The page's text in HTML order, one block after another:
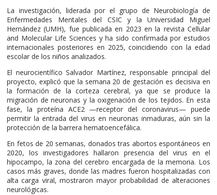
La investigación, liderada por el grupo de Neurobiología de
Enfermedades Mentales del CSIC y la Universidad Miguel
Hernández (UMH), fue publicada en 2023 en la revista Cellular
and Molecular Life Sciences y ha sido confirmada por estudios
internacionales posteriores en 2025, coincidiendo con la edad
escolar de los niños analizados.
El neurocientífico Salvador Martínez, responsable principal del
proyecto, explicó que la semana 20 de gestación es decisiva en
la formación de la corteza cerebral, ya que se produce la
migración de neuronas y la oxigenación de los tejidos. En esta
fase, la proteína ACE2 —receptor del coronavirus— puede
permitir la entrada del virus en neuronas inmaduras, aún sin la
protección de la barrera hematoencefálica.
En fetos de 20 semanas, donados tras abortos espontáneos en
2020, los investigadores hallaron presencia del virus en el
hipocampo, la zona del cerebro encargada de la memoria. Los
casos más graves, donde las madres fueron hospitalizadas con
alta carga viral, mostraron mayor probabilidad de alteraciones
neurológicas.